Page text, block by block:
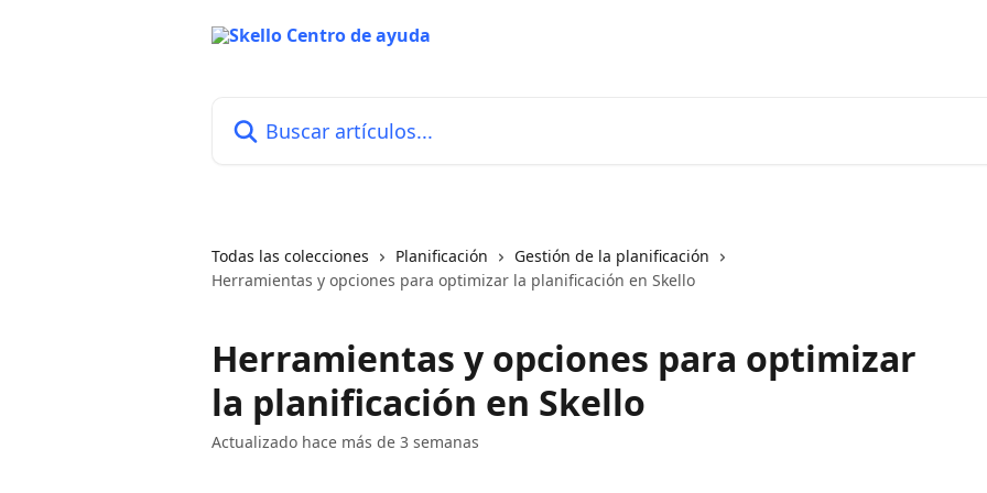
Todas las colecciones Planificación
Gestión de la planificación
Herramientas y opciones para optimizar la planificación en Skello
Herramientas y opciones para optimizar
la planificación en Skello
Actualizado hace más de 3 semanas